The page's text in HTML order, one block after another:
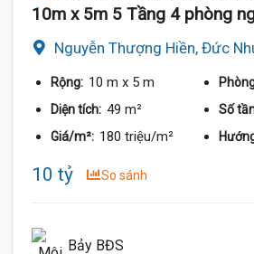
10m x 5m 5 Tầng 4 phòng
Nguyễn Thượng Hiền, Đức
Rộng: 10 m x 5 m
Diện tích: 49 m² Số
Giá/m²: 180 triệu/m²
10 tỷ So sánh
Bảy BĐS